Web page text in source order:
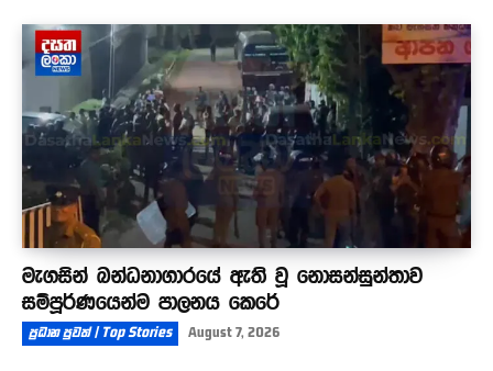
මැගසින් බන්ධනාගාරයේ ඇති වූ නොසන්සුන්තාව
සම්පූර්ණයෙන්ම පාලනය කෙරේ
ප්‍රධාන පුවත් | Top Stories August 7, 2026